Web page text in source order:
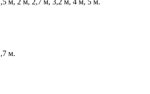
м.